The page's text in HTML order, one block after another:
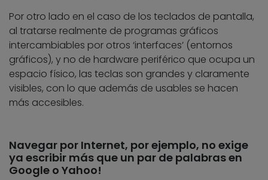
Por otro lado en el caso de los teclados de pantalla,
al tratarse realmente de programas gráficos
intercambiables por otros ‘interfaces’ (entornos
gráficos), y no de hardware periférico que ocupa un
espacio físico, las teclas son grandes y claramente
visibles, con lo que además de usables se hacen
más accesibles.
Navegar por Internet, por ejemplo, no exige
ya escribir más que un par de palabras en
Google o Yahoo!